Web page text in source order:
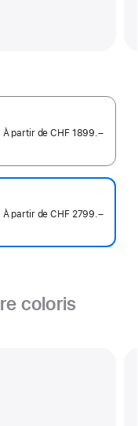
À partir deCHF 1899.–
À partir deCHF 2799.–
coloris